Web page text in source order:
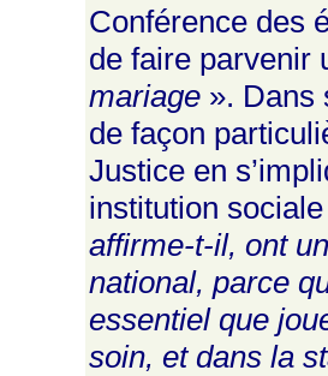
Conférence des
de faire parvenir
mariage ». Dans
de façon
Justice en
institution
affirme-t-il, ont
national, parce
essentiel que
soin, et dans la